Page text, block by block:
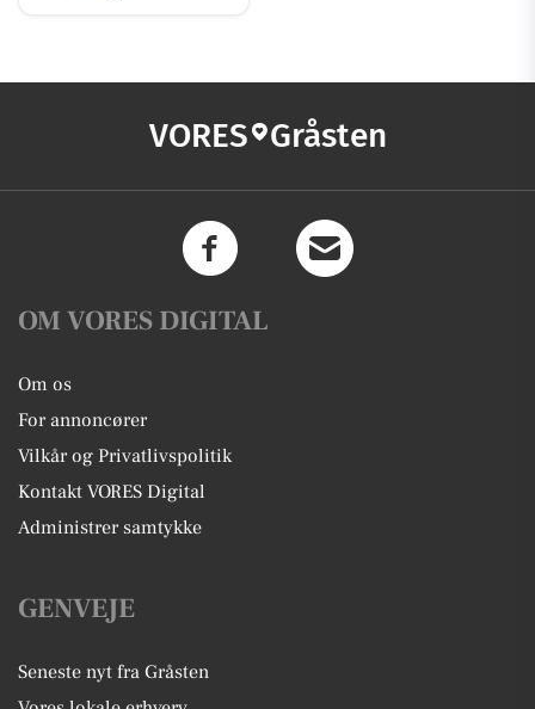
VORES Gråsten
OM VORES DIGITAL
Om os
For annoncører
Vilkår og Privatlivspolitik
Kontakt VORES Digital
Administrer samtykke
GENVEJE
Seneste nyt fra Gråsten